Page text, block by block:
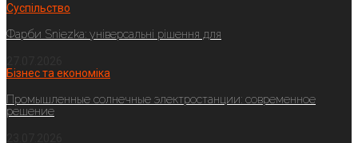
Суспільство
Фарби Sniezka: універсальні рішення для
Бізнес та економіка
Промышленные солнечные электростанции: современное
решение